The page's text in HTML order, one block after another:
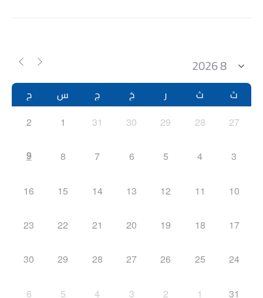
ث ث ر خ ج س ح
27
28
29
30
31
1
2
3
4
5
6
7
8
9
10
11
12
13
14
15
16
17
18
19
20
21
22
23
24
25
26
27
28
29
30
31
1
2
3
4
5
6